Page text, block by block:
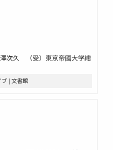
澤次久 （受）東京帝國大学總
| 文書館